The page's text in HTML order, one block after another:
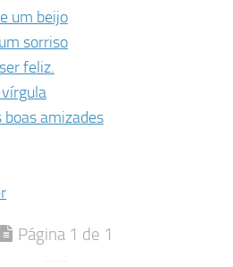
um beijo
sorriso
feliz.
boas amizades
Página 1 de 1